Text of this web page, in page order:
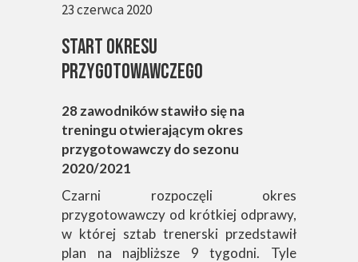
28 zawodników stawiło się na
treningu otwierającym okres
przygotowawczy do sezonu
2020/2021
Czarni rozpoczęli okres
przygotowawczy od krótkiej odprawy,
w której sztab trenerski przedstawił
plan na najbliższe 9 tygodni. Tyle
Start okresu
przygotowawczego
23 czerwca 2020